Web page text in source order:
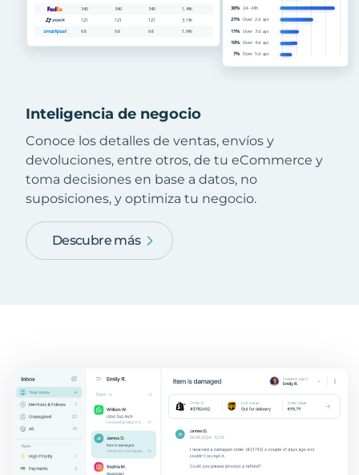
Inteligencia de negocio
Conoce los detalles de ventas, envíos y
devoluciones, entre otros, de tu eCommerce y
toma decisiones en base a datos, no
suposiciones, y optimiza tu negocio.
Descubre más